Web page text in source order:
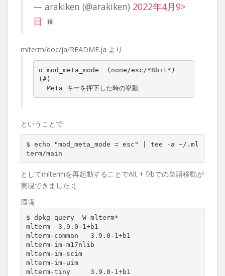
— arakiken (@arakiken) 2022年4月9>
日
mlterm/doc/ja/README.ja より
o mod_meta_mode  (none/esc/*8bit*)
(#)
  Meta キーを押下した時の挙動
ということで
$ echo "mod_meta_mode = esc" | tee -a ~/.ml
term/main
としてmltermを再起動することでAlt + f/bでの単語移動が
実現できました :)
環境
$ dpkg-query -W mlterm*
mlterm  3.9.0-1+b1
mlterm-common   3.9.0-1+b1
mlterm-im-m17nlib
mlterm-im-scim
mlterm-im-uim
mlterm-tiny     3.9.0-1+b1